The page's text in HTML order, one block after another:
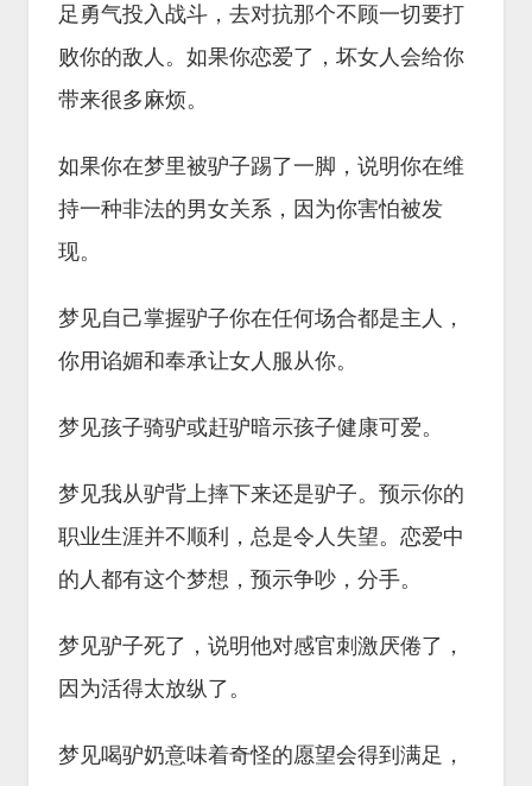
足勇气投入战斗，去对抗那个不顾一切要打
败你的敌人。如果你恋爱了，坏女人会给你
带来很多麻烦。
如果你在梦里被驴子踢了一脚，说明你在维
持一种非法的男女关系，因为你害怕被发
现。
梦见自己掌握驴子你在任何场合都是主人，
你用谄媚和奉承让女人服从你。
梦见孩子骑驴或赶驴暗示孩子健康可爱。
梦见我从驴背上摔下来还是驴子。预示你的
职业生涯并不顺利，总是令人失望。恋爱中
的人都有这个梦想，预示争吵，分手。
梦见驴子死了，说明他对感官刺激厌倦了，
因为活得太放纵了。
梦见喝驴奶意味着奇怪的愿望会得到满足，